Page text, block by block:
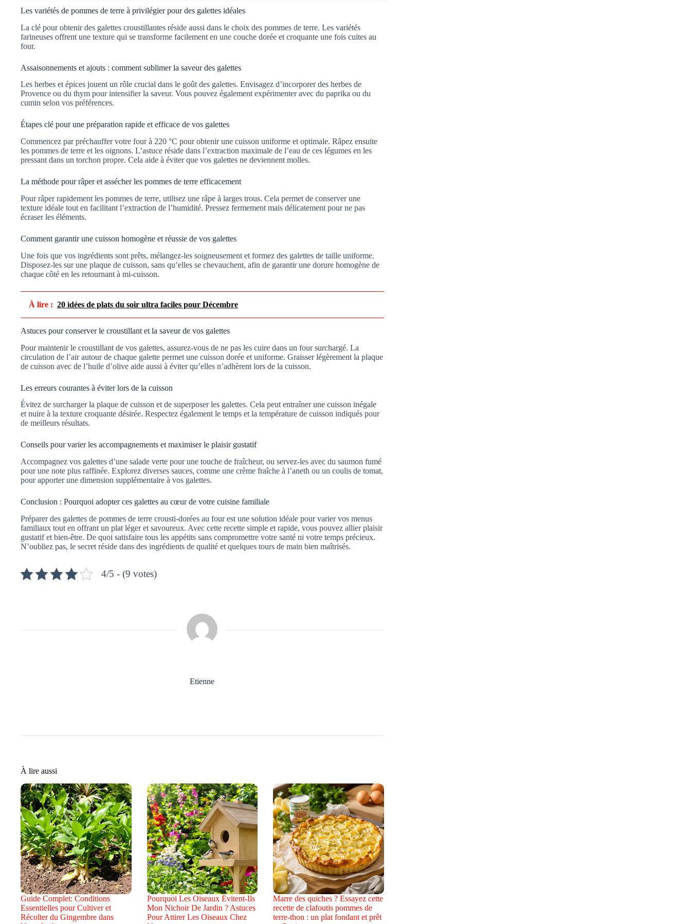
Les variétés de pommes de terre à privilégier pour des galettes idéales
La clé pour obtenir des galettes croustillantes réside aussi dans le choix des pommes de terre. Les variétés
farineuses offrent une texture qui se transforme facilement en une couche dorée et croquante une fois cuites au
four.
Assaisonnements et ajouts : comment sublimer la saveur des galettes
Les herbes et épices jouent un rôle crucial dans le goût des galettes. Envisagez d’incorporer des herbes de
Provence ou du thym pour intensifier la saveur. Vous pouvez également expérimenter avec du paprika ou du
cumin selon vos préférences.
Étapes clé pour une préparation rapide et efficace de vos galettes
Commencez par préchauffer votre four à 220 °C pour obtenir une cuisson uniforme et optimale. Râpez ensuite
les pommes de terre et les oignons. L’astuce réside dans l’extraction maximale de l’eau de ces légumes en les
pressant dans un torchon propre. Cela aide à éviter que vos galettes ne deviennent molles.
La méthode pour râper et assécher les pommes de terre efficacement
Pour râper rapidement les pommes de terre, utilisez une râpe à larges trous. Cela permet de conserver une
texture idéale tout en facilitant l’extraction de l’humidité. Pressez fermement mais délicatement pour ne pas
écraser les éléments.
Comment garantir une cuisson homogène et réussie de vos galettes
Une fois que vos ingrédients sont prêts, mélangez-les soigneusement et formez des galettes de taille uniforme.
Disposez-les sur une plaque de cuisson, sans qu’elles se chevauchent, afin de garantir une dorure homogène de
chaque côté en les retournant à mi-cuisson.
À lire : 20 idées de plats du soir ultra faciles pour Décembre
Astuces pour conserver le croustillant et la saveur de vos galettes
Pour maintenir le croustillant de vos galettes, assurez-vous de ne pas les cuire dans un four surchargé. La
circulation de l’air autour de chaque galette permet une cuisson dorée et uniforme. Graisser légèrement la plaque
de cuisson avec de l’huile d’olive aide aussi à éviter qu’elles n’adhèrent lors de la cuisson.
Les erreurs courantes à éviter lors de la cuisson
Évitez de surcharger la plaque de cuisson et de superposer les galettes. Cela peut entraîner une cuisson inégale
et nuire à la texture croquante désirée. Respectez également le temps et la température de cuisson indiqués pour
de meilleurs résultats.
Conseils pour varier les accompagnements et maximiser le plaisir gustatif
Accompagnez vos galettes d’une salade verte pour une touche de fraîcheur, ou servez-les avec du saumon fumé
pour une note plus raffinée. Explorez diverses sauces, comme une crème fraîche à l’aneth ou un coulis de tomat,
pour apporter une dimension supplémentaire à vos galettes.
Conclusion : Pourquoi adopter ces galettes au cœur de votre cuisine familiale
Préparer des galettes de pommes de terre crousti-dorées au four est une solution idéale pour varier vos menus
familiaux tout en offrant un plat léger et savoureux. Avec cette recette simple et rapide, vous pouvez allier plaisir
gustatif et bien-être. De quoi satisfaire tous les appétits sans compromettre votre santé ni votre temps précieux.
N’oubliez pas, le secret réside dans des ingrédients de qualité et quelques tours de main bien maîtrisés.
4/5 - (9 votes)
Etienne
À lire aussi
Guide Complet: Conditions
Essentielles pour Cultiver et
Récolter du Gingembre dans
Pourquoi Les Oiseaux Évitent-Ils
Mon Nichoir De Jardin ? Astuces
Pour Attirer Les Oiseaux Chez
Marre des quiches ? Essayez cette
recette de clafoutis pommes de
terre-thon : un plat fondant et prêt